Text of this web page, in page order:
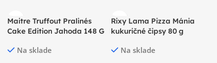
Maitre Truffout Pralinés
Cake Edition Jahoda 148 G
Na sklade
Rixy Lama Pizza Mánia
kukuričné čipsy 80 g
Na sklade